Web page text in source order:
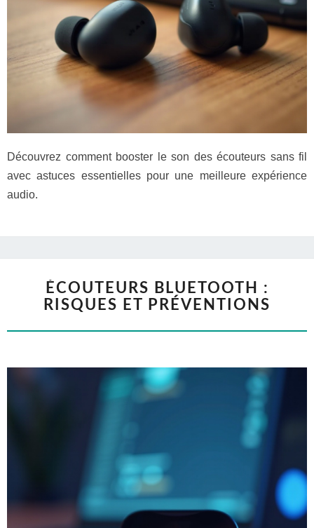
Découvrez comment booster le son des écouteurs sans fil
avec astuces essentielles pour une meilleure expérience
audio.
ÉCOUTEURS BLUETOOTH :
RISQUES ET PRÉVENTIONS